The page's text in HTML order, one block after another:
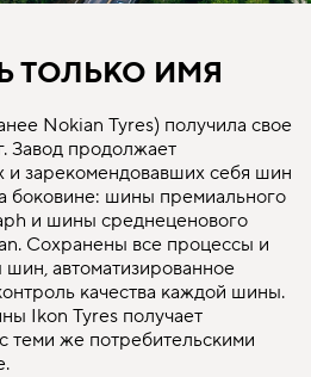
ТОЛЬКО ИМЯ
Nokian Tyres) получила свое
Завод продолжает
и зарекомендовавших себя шин
боковине: шины премиального
и шины среднеценового
Сохранены все процессы и
автоматизированное
качества каждой шины.
Ikon Tyres получает
теми же потребительскими